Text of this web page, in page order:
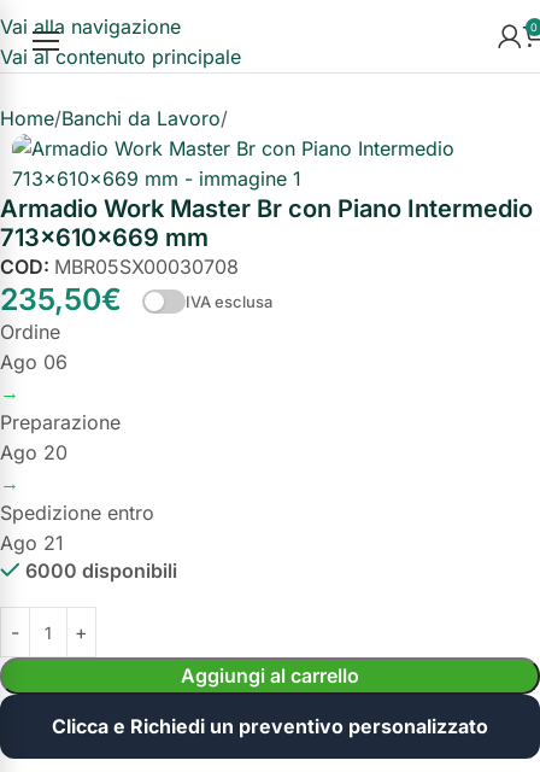
Vai alla navigazione
Vai al contenuto principale
0
Home Banchi da Lavoro
Armadio Work Master Br con Piano Intermedio
713x610x669 mm
COD: MBR05SX00030708
235,50€ IVA esclusa
Ordine
Ago 06
→
Preparazione
Ago 20
→
Spedizione entro
Ago 21
6000 disponibili
Aggiungi al carrello
Clicca e Richiedi un preventivo personalizzato